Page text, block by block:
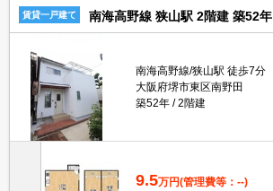
賃貸一戸建て 南海高野線 狭山駅 2階建 築52年
南海高野線/狭山駅 徒歩7分
大阪府堺市東区南野田
築52年
2階建
9.5万円(管理費等：--)